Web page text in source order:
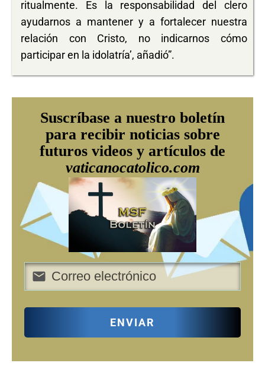
ritualmente. Es la responsabilidad del clero
ayudarnos a mantener y a fortalecer nuestra
relación con Cristo, no indicarnos cómo
participar en la idolatría’, añadió”.
Suscríbase a nuestro boletín
para recibir noticias sobre
futuros videos y artículos de
vaticanocatolico.com
ENVIAR